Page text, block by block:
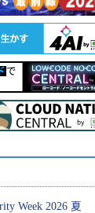
Week 2026 夏